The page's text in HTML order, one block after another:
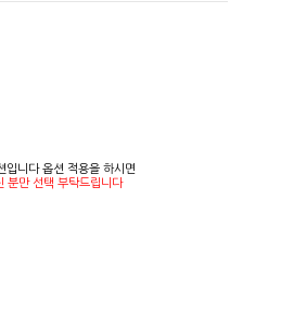
입니다 옵션 적용을 하시면
분만 선택 부탁드립니다